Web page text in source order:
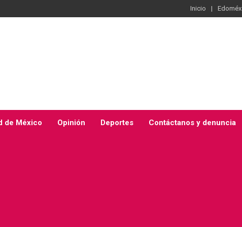
Inicio Edoméx
de México Opinión Deportes Contáctanos y denuncia